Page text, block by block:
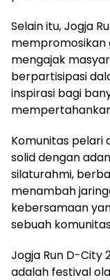
Selain itu, Jogja
mempromosikan
mengajak
berpartisipasi
inspirasi bagi
Komunitas pelari
solid dengan
silaturahmi,
menambah
kebersamaan
sebuah
Jogja Run D-City
adalah festival